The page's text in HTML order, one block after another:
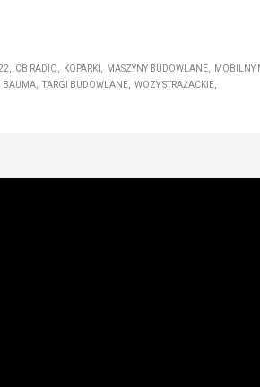
CB RADIO KOPARKI MASZYNY BUDOWLANE MOBILNY
BAUMA TARGI BUDOWLANE WOZY STRAŻACKIE